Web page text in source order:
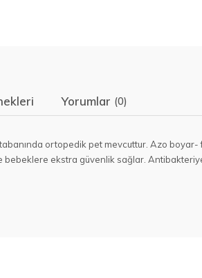
Yorumlar (0)
ortopedik pet mevcuttur. Azo
bebeklere ekstra güvenlik sağlar.